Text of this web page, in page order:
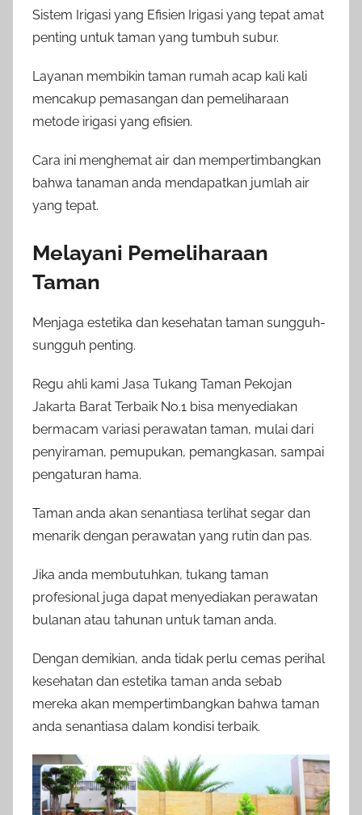
Sistem Irigasi yang Efisien Irigasi yang tepat amat
penting untuk taman yang tumbuh subur.
Layanan membikin taman rumah acap kali kali
mencakup pemasangan dan pemeliharaan
metode irigasi yang efisien.
Cara ini menghemat air dan mempertimbangkan
bahwa tanaman anda mendapatkan jumlah air
yang tepat.
Melayani Pemeliharaan
Taman
Menjaga estetika dan kesehatan taman sungguh-
sungguh penting.
Regu ahli kami Jasa Tukang Taman Pekojan
Jakarta Barat Terbaik No.1 bisa menyediakan
bermacam variasi perawatan taman, mulai dari
penyiraman, pemupukan, pemangkasan, sampai
pengaturan hama.
Taman anda akan senantiasa terlihat segar dan
menarik dengan perawatan yang rutin dan pas.
Jika anda membutuhkan, tukang taman
profesional juga dapat menyediakan perawatan
bulanan atau tahunan untuk taman anda.
Dengan demikian, anda tidak perlu cemas perihal
kesehatan dan estetika taman anda sebab
mereka akan mempertimbangkan bahwa taman
anda senantiasa dalam kondisi terbaik.